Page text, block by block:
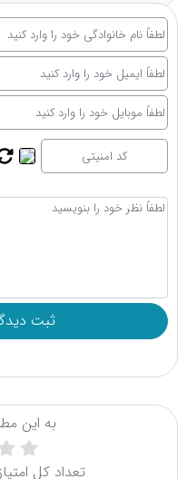
به این
تعداد کل